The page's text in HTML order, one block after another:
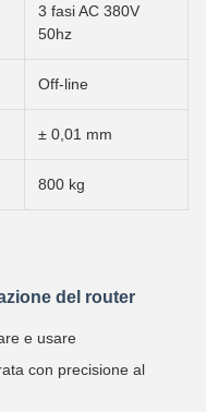
3 fasi AC 380V
50hz
Off-line
± 0,01 mm
800 kg
del router
e usare
con precisione al